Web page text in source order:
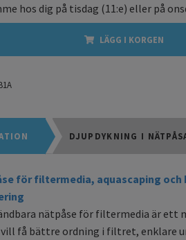
hos dig på tisdag (11:e) eller på
LÄGG I KORGEN
DJUPDYKNING I
för filtermedia, aquascaping och
nätpåse för filtermedia är ett
få bättre ordning i filtret, enklare